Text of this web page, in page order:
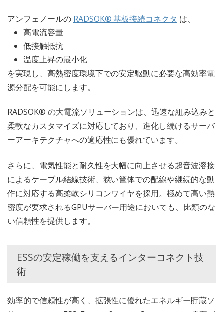
アンフェノールの RADSOK® 基板接続コネクタ は、
高電流容量
低接触抵抗
温度上昇の最小化
を実現し、高熱密度環境下での安定駆動に必要な高効率電
源分配を可能にします。
RADSOK® の大電流ソリューションは、迅速な組み込みと
柔軟なカスタマイズに対応しており、進化し続けるサーバ
ーアーキテクチャへの適応性にも優れています。
さらに、電気性能と耐久性を大幅に向上させる超音波溶接
によるケーブル結線技術、狭い筐体での配線や継続的な動
作に対応する高柔軟シリコンワイヤを採用。極めて高い熱
密度が要求されるGPUサーバー用途においても、比類のな
い信頼性を提供します。
ESSの安定稼働を支えるインターコネクト技
術
効率的で信頼性が高く、拡張性に優れたエネルギー貯蔵ソ